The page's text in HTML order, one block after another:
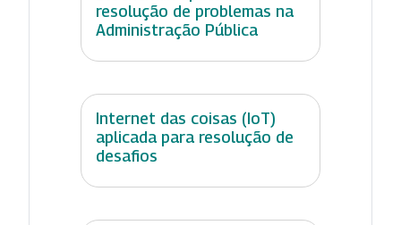
resolução de problemas na
Administração Pública
Internet das coisas (IoT)
aplicada para resolução de
desafios